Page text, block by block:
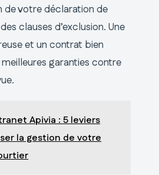
de votre déclaration de
clauses d’exclusion. Une
et un contrat bien
garanties contre
Apivia : 5 leviers
la gestion de votre